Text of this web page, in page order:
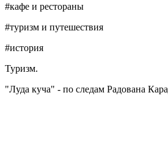
#кафе и рестораны
#туризм и путешествия
#история
Туризм.
"Луда куча" - по следам Радована